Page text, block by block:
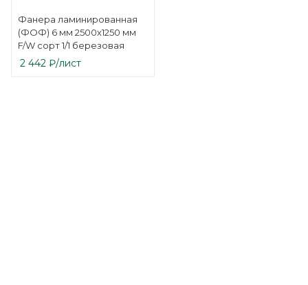
Фанера ламинированная
(ФОФ) 6 мм 2500х1250 мм
F/W сорт 1/1 березовая
2 442 ₽/лист